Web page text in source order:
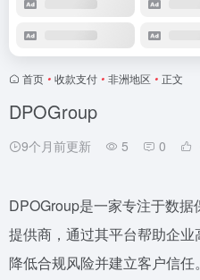
首页 • 收款支付 • 非洲地区 • 正文
DPOGroup
9个月前更新 5 0
DPOGroup是一家专注于数
提供商，通过其平台帮助企业
降低合规风险并建立客户信